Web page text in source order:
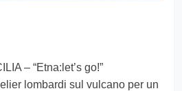
– “Etna:let’s go!”
lombardi sul vulcano per un